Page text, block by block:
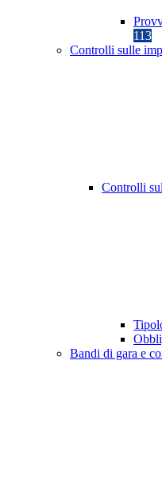
113
Controlli sulle
Controlli
Bandi di gara e